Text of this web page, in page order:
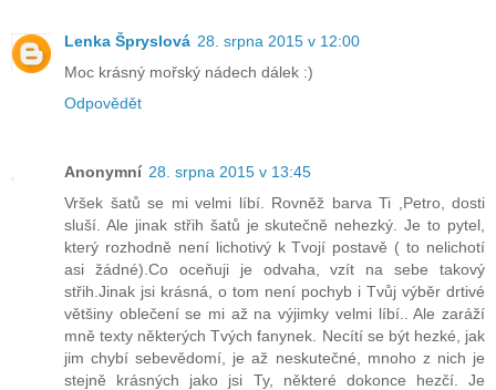
Lenka Špryslová 28. srpna 2015 v 12:00
Moc krásný mořský nádech dálek :)
Odpovědět
Anonymní 28. srpna 2015 v 13:45
Vršek šatů se mi velmi líbí. Rovněž barva Ti ,Petro, dosti
sluší. Ale jinak střih šatů je skutečně nehezký. Je to pytel,
který rozhodně není lichotivý k Tvojí postavě ( to nelichotí
asi žádné).Co oceňuji je odvaha, vzít na sebe takový
střih.Jinak jsi krásná, o tom není pochyb i Tvůj výběr drtivé
většiny oblečení se mi až na výjimky velmi líbí.. Ale zaráží
mně texty některých Tvých fanynek. Necítí se být hezké, jak
jim chybí sebevědomí, je až neskutečné, mnoho z nich je
stejně krásných jako jsi Ty, některé dokonce hezčí. Je